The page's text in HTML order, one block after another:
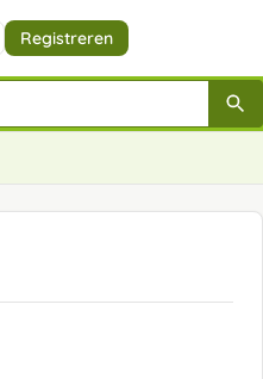
Registreren